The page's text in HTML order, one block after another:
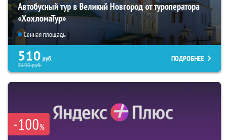
Автобусный тур в Великий Новгород от туроператора
«ХохломаТур»
Сенная площадь
510 руб.
5190руб.
ПОДРОБНЕЕ
-100%